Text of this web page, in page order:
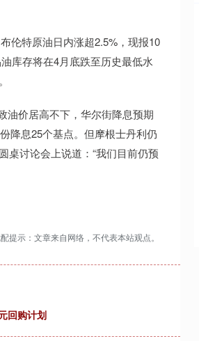
特原油日内涨超2.5%，现报10
库存将在4月底跌至历史最低水
价居高不下，华尔街降息预期
降息25个基点。但摩根士丹利仍
桌讨论会上说道：“我们目前仍预
提示：文章来自网络，不代表本站观点。
回购计划